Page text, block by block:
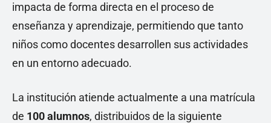
impacta de forma directa en el proceso de
enseñanza y aprendizaje, permitiendo que tanto
niños como docentes desarrollen sus actividades
en un entorno adecuado.
La institución atiende actualmente a una matrícula
de 100 alumnos, distribuidos de la siguiente